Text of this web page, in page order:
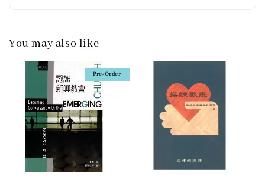
You may also like
Pre-Order